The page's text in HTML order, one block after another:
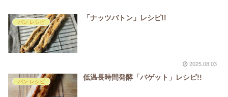
パン レシピ
「ナッツバトン」レシピ!!
2025.08.03
パン レシピ
低温長時間発酵「バゲット」レシピ!!